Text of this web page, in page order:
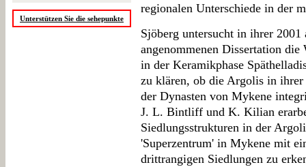
Unterstützen Sie die sehepunkte
regionalen Unterschiede in der
Sjöberg untersucht in ihrer
angenommenen Dissertation
in der Keramikphase
zu klären, ob die Argolis in
der Dynasten von Mykene
J. L. Bintliff und K. Kilian
Siedlungsstrukturen in der
'Superzentrum' in Mykene mit
drittrangigen Siedlungen zu